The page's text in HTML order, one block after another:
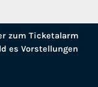
zum Ticketalarm
es Vorstellungen